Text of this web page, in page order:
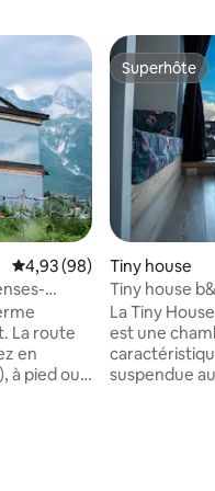
Évaluation moyenne sur
4,93 (98)
La route
en
à pied ou à
Superhôte
Superhôte
Tiny house
Tiny house
La Tiny
est une
suspendue